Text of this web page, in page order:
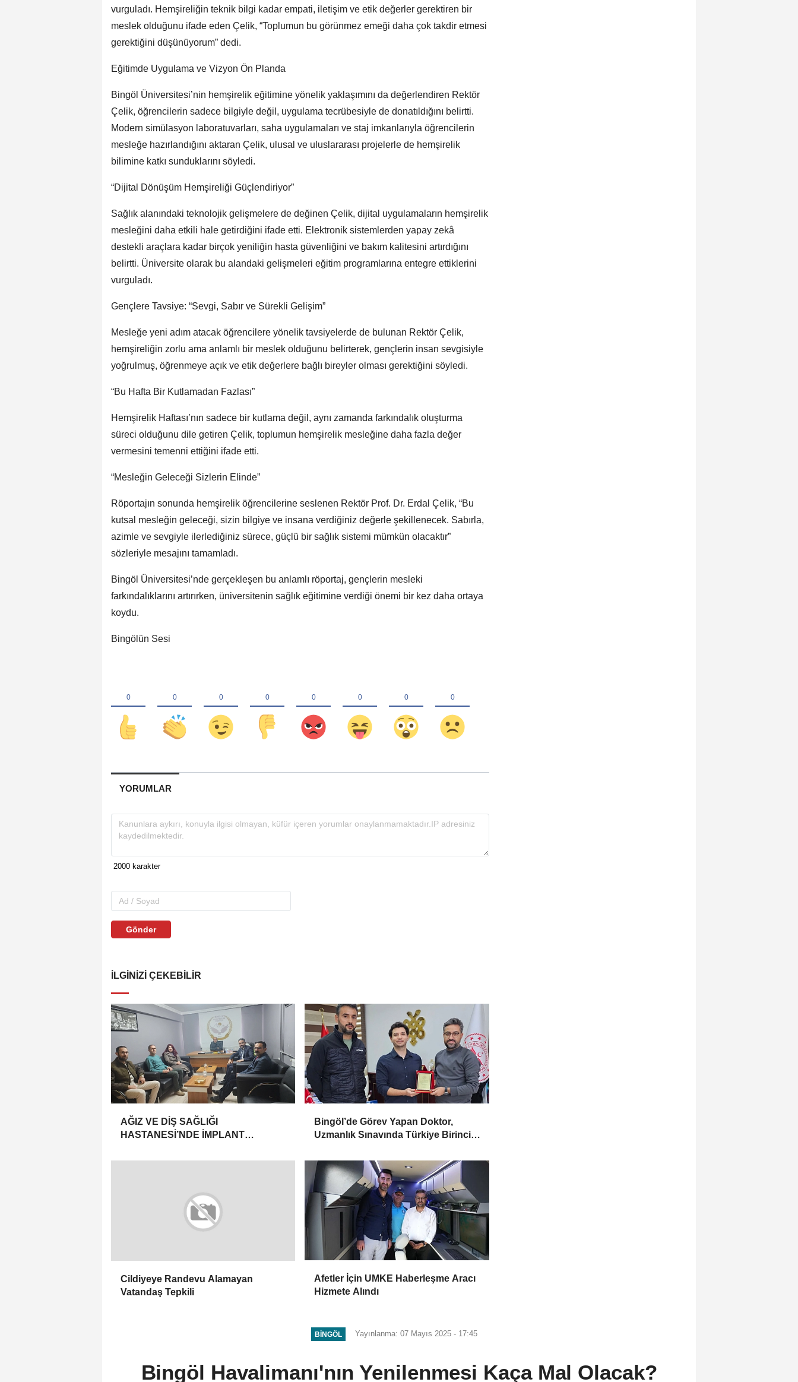
vurguladı. Hemşireliğin teknik bilgi kadar empati, iletişim ve etik değerler gerektiren bir
meslek olduğunu ifade eden Çelik, “Toplumun bu görünmez emeği daha çok takdir etmesi
gerektiğini düşünüyorum” dedi.
Eğitimde Uygulama ve Vizyon Ön Planda
Bingöl Üniversitesi’nin hemşirelik eğitimine yönelik yaklaşımını da değerlendiren Rektör
Çelik, öğrencilerin sadece bilgiyle değil, uygulama tecrübesiyle de donatıldığını belirtti.
Modern simülasyon laboratuvarları, saha uygulamaları ve staj imkanlarıyla öğrencilerin
mesleğe hazırlandığını aktaran Çelik, ulusal ve uluslararası projelerle de hemşirelik
bilimine katkı sunduklarını söyledi.
“Dijital Dönüşüm Hemşireliği Güçlendiriyor”
Sağlık alanındaki teknolojik gelişmelere de değinen Çelik, dijital uygulamaların hemşirelik
mesleğini daha etkili hale getirdiğini ifade etti. Elektronik sistemlerden yapay zekâ
destekli araçlara kadar birçok yeniliğin hasta güvenliğini ve bakım kalitesini artırdığını
belirtti. Üniversite olarak bu alandaki gelişmeleri eğitim programlarına entegre ettiklerini
vurguladı.
Gençlere Tavsiye: “Sevgi, Sabır ve Sürekli Gelişim”
Mesleğe yeni adım atacak öğrencilere yönelik tavsiyelerde de bulunan Rektör Çelik,
hemşireliğin zorlu ama anlamlı bir meslek olduğunu belirterek, gençlerin insan sevgisiyle
yoğrulmuş, öğrenmeye açık ve etik değerlere bağlı bireyler olması gerektiğini söyledi.
“Bu Hafta Bir Kutlamadan Fazlası”
Hemşirelik Haftası’nın sadece bir kutlama değil, aynı zamanda farkındalık oluşturma
süreci olduğunu dile getiren Çelik, toplumun hemşirelik mesleğine daha fazla değer
vermesini temenni ettiğini ifade etti.
“Mesleğin Geleceği Sizlerin Elinde”
Röportajın sonunda hemşirelik öğrencilerine seslenen Rektör Prof. Dr. Erdal Çelik, “Bu
kutsal mesleğin geleceği, sizin bilgiye ve insana verdiğiniz değerle şekillenecek. Sabırla,
azimle ve sevgiyle ilerlediğiniz sürece, güçlü bir sağlık sistemi mümkün olacaktır”
sözleriyle mesajını tamamladı.
Bingöl Üniversitesi’nde gerçekleşen bu anlamlı röportaj, gençlerin mesleki
farkındalıklarını artırırken, üniversitenin sağlık eğitimine verdiği önemi bir kez daha ortaya
koydu.
Bingölün Sesi
YORUMLAR
Gönder
İLGINIZI ÇEKEBILIR
AĞIZ VE DİŞ SAĞLIĞI
HASTANESİ’NDE İMPLANT
Bingöl’de Görev Yapan Doktor,
Uzmanlık Sınavında Türkiye Birincisi
Cildiyeye Randevu Alamayan
Vatandaş Tepkili
Afetler İçin UMKE Haberleşme Aracı
Hizmete Alındı
BINGÖL Yayınlanma: 07 Mayıs 2025 - 17:45
Bingöl Havalimanı'nın Yenilenmesi Kaça Mal Olacak?